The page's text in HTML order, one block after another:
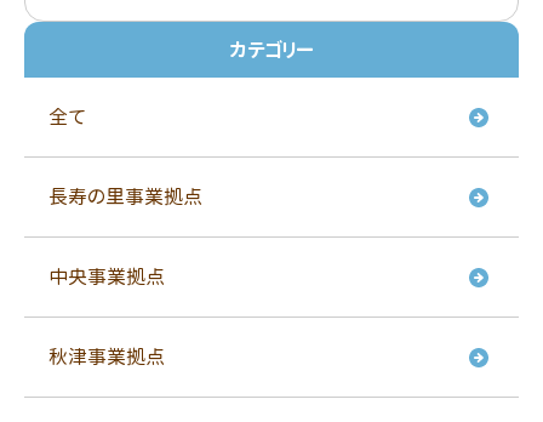
ページ送り
カテゴリー
全て
長寿の里事業拠点
中央事業拠点
秋津事業拠点